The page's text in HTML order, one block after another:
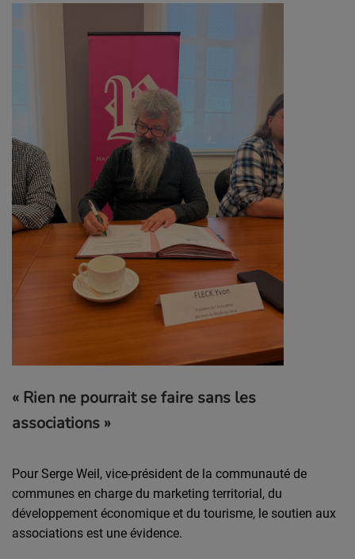
« Rien ne pourrait se faire sans les
associations »
Pour Serge Weil, vice-président de la communauté de
communes en charge du marketing territorial, du
développement économique et du tourisme, le soutien aux
associations est une évidence.